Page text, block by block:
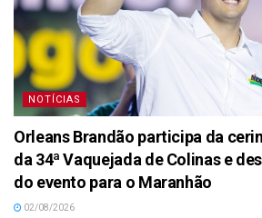
NOTÍCIAS
Orleans Brandão participa da
da 34ª Vaquejada de Colinas e
do evento para o Maranhão
02/08/2026